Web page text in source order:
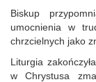
Biskup
umocnienia w
chrzcielnych jako
Liturgia
w Chrystusa